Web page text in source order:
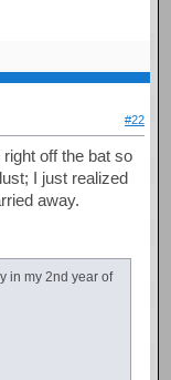
#22
off the bat so
I just realized
away.
in my 2nd year of